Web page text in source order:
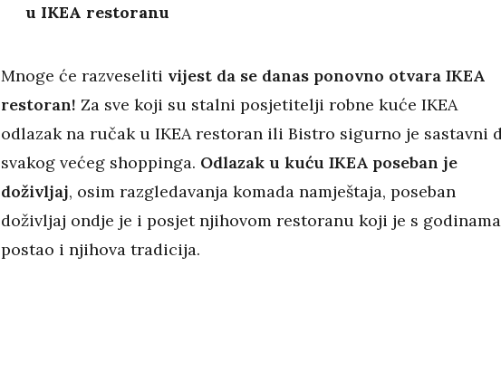
u IKEA restoranu
Mnoge će razveseliti vijest da se danas ponovno otvara IKEA
restoran! Za sve koji su stalni posjetitelji robne kuće IKEA
odlazak na ručak u IKEA restoran ili Bistro sigurno je sastavni
svakog većeg shoppinga. Odlazak u kuću IKEA poseban je
doživljaj, osim razgledavanja komada namještaja, poseban
doživljaj ondje je i posjet njihovom restoranu koji je s godinama
postao i njihova tradicija.